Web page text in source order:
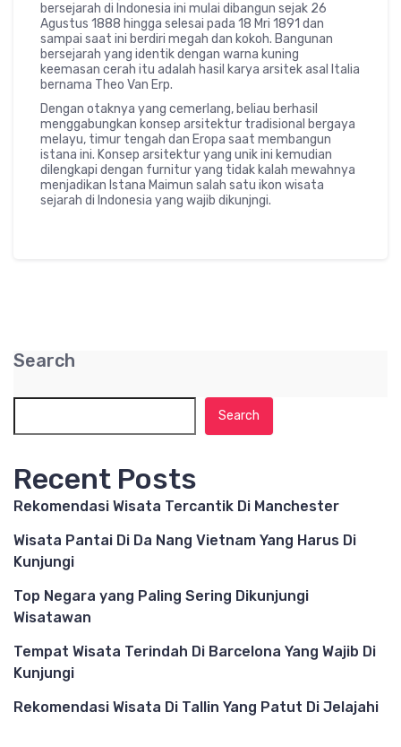
bersejarah di Indonesia ini mulai dibangun sejak 26
Agustus 1888 hingga selesai pada 18 Mri 1891 dan
sampai saat ini berdiri megah dan kokoh. Bangunan
bersejarah yang identik dengan warna kuning
keemasan cerah itu adalah hasil karya arsitek asal Italia
bernama Theo Van Erp.
Dengan otaknya yang cemerlang, beliau berhasil
menggabungkan konsep arsitektur tradisional bergaya
melayu, timur tengah dan Eropa saat membangun
istana ini. Konsep arsitektur yang unik ini kemudian
dilengkapi dengan furnitur yang tidak kalah mewahnya
menjadikan Istana Maimun salah satu ikon wisata
sejarah di Indonesia yang wajib dikunjngi.
Search
Search
Recent Posts
Rekomendasi Wisata Tercantik Di Manchester
Wisata Pantai Di Da Nang Vietnam Yang Harus Di
Kunjungi
Top Negara yang Paling Sering Dikunjungi
Wisatawan
Tempat Wisata Terindah Di Barcelona Yang Wajib Di
Kunjungi
Rekomendasi Wisata Di Tallin Yang Patut Di Jelajahi